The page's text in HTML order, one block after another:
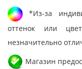
*Из-за
оттенок или
незначительно
Магазин